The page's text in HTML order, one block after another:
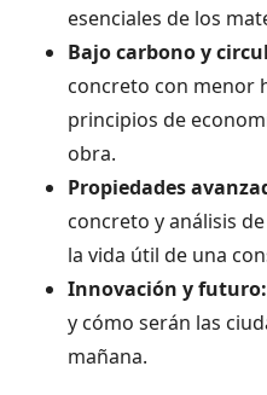
esenciales de los
Bajo carbono y
concreto con menor
principios de
obra.
Propiedades
concreto y análisis
la vida útil de una
Innovación y futuro:
y cómo serán las
mañana.